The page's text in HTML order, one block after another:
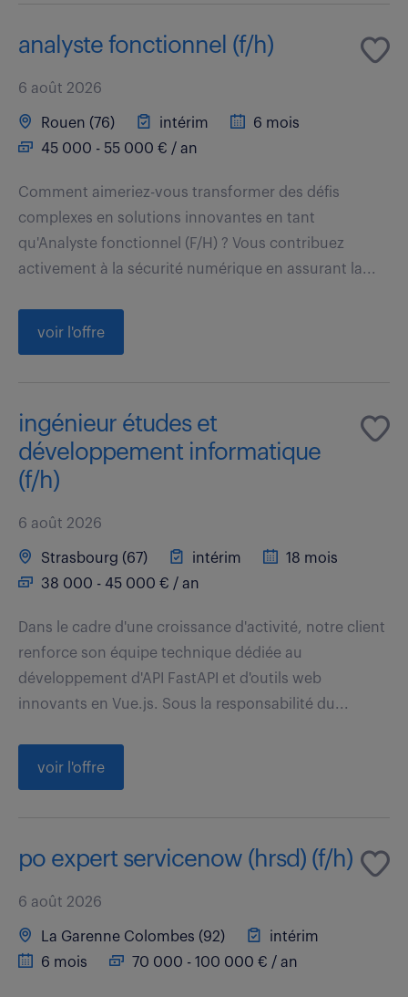
analyste fonctionnel (f/h)
6 août 2026
Rouen (76) intérim
6 mois
45 000 - 55 000 € / an
Comment aimeriez-vous transformer des défis
complexes en solutions innovantes en tant
qu'Analyste fonctionnel (F/H) ? Vous contribuez
activement à la sécurité numérique en assurant la...
voir l'offre
ingénieur études et
développement informatique
(f/h)
6 août 2026
Strasbourg (67) intérim
18 mois
38 000 - 45 000 € / an
Dans le cadre d'une croissance d'activité, notre client
renforce son équipe technique dédiée au
développement d'API FastAPI et d'outils web
innovants en Vue.js. Sous la responsabilité du...
voir l'offre
po expert servicenow (hrsd) (f/h)
6 août 2026
La Garenne Colombes (92)
intérim
6 mois
70 000 - 100 000 € / an